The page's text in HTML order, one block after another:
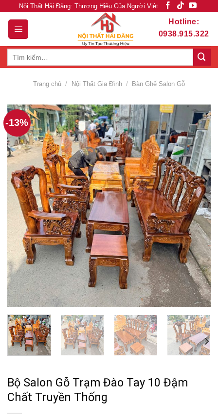
content
Nội Thất Hải Đăng: Thương Hiệu Của Người Việt
Hotline:
0938.915.322
Trang chủ / Nội Thất Gia Đình / Bàn Ghế Salon Gỗ
-13%
Bộ Salon Gỗ Trạm Đào Tay 10 Đậm
Chất Truyền Thống